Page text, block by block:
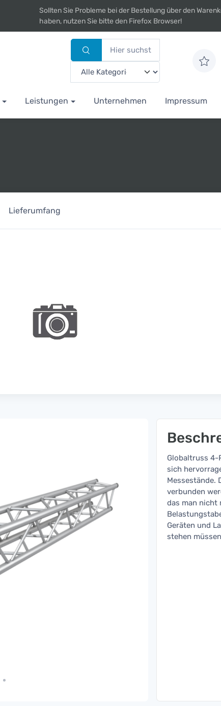
Sollten Sie Probleme bei der Bestellung über den
haben, nutzen Sie bitte den Firefox Browser!
Leistungen Unternehmen Impressum
Lieferumfang
Globaltruss 4-
sich
Messestände.
verbunden
das man nicht
Geräten und
stehen